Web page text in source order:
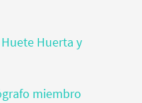
Huerta y
miembro